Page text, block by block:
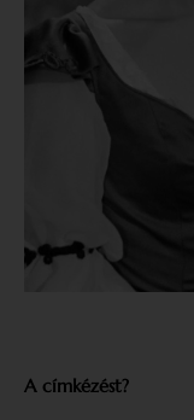
A címkézést?